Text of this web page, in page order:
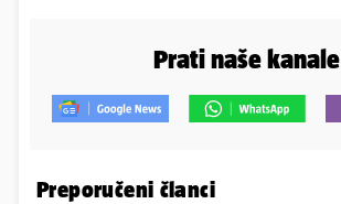
Prati naše kanale
Preporučeni članci